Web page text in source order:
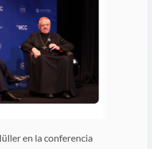
en la conferencia